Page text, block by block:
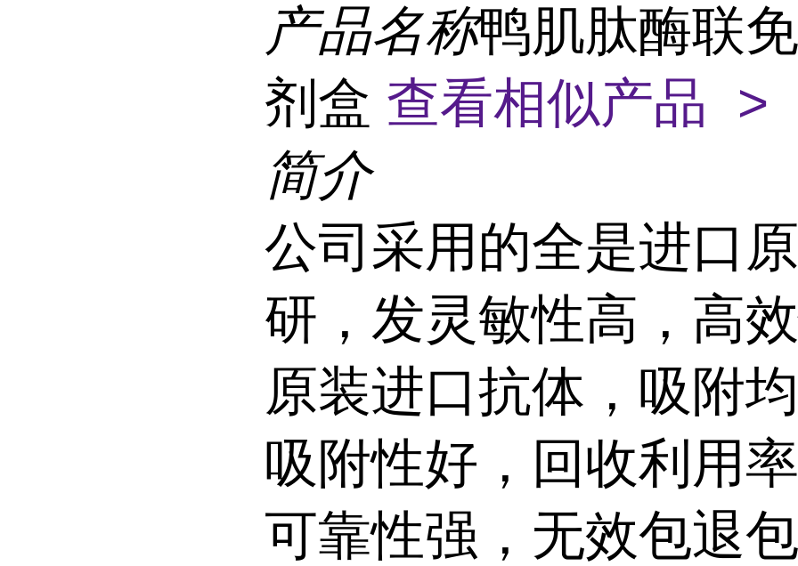
产品名称鸭肌肽酶联
剂盒 查看相似产品 >
简介
公司采用的全是进口
研，发灵敏性高，高
原装进口抗体，吸附
吸附性好，回收利用
可靠性强，无效包退